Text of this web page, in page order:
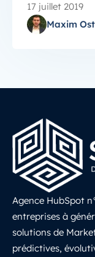
17 juillet 2019
Maxim
Agence HubSpot
entreprises à
solutions de
prédictives,